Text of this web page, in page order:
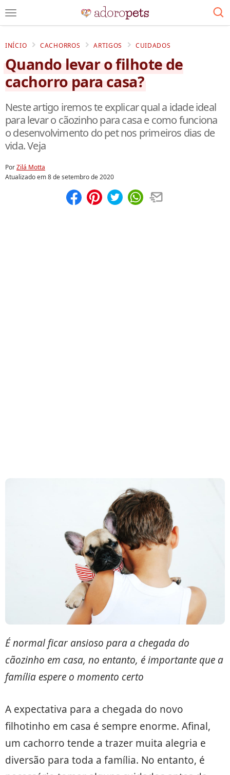
INÍCIO CACHORROS ARTIGOS CUIDADOS
Quando levar o filhote de
cachorro para casa?
Neste artigo iremos te explicar qual a idade ideal
para levar o cãozinho para casa e como funciona
o desenvolvimento do pet nos primeiros dias de
vida. Veja
PorZilá Motta
Atualizado em8 de setembro de 2020
É normal ficar ansioso para a chegada do
cãozinho em casa, no entanto, é importante que a
família espere o momento certo
A expectativa para a chegada do novo
filhotinho em casa é sempre enorme. Afinal,
um cachorro tende a trazer muita alegria e
diversão para toda a família. No entanto, é